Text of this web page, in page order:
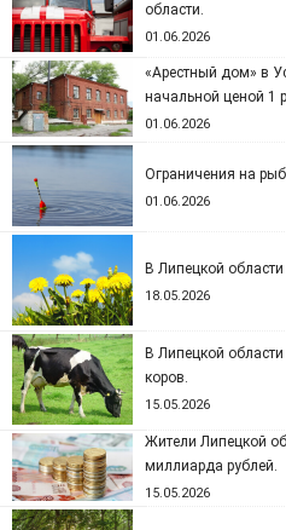
области.
01.06.2026
«Арестный дом» в
начальной ценой 1
01.06.2026
Ограничения на
01.06.2026
В Липецкой
18.05.2026
В Липецкой
коров.
15.05.2026
Жители Липецкой
миллиарда рублей.
15.05.2026